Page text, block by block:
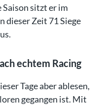
Saison sitzt er im
dieser Zeit 71 Siege
echtem Racing
Tage aber ablesen,
gegangen ist. Mit